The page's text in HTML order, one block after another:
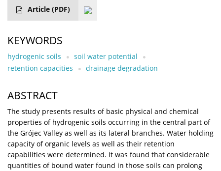
Article (PDF)
KEYWORDS
hydrogenic soils
soil water potential
retention capacities
drainage degradation
ABSTRACT
The study presents results of basic physical and chemical
properties of hydrogenic soils occurring in the central part of
the Grójec Valley as well as its lateral branches. Water holding
capacity of organic levels as well as their retention
capabilities were determined. It was found that considerable
quantities of bound water found in those soils can prolong